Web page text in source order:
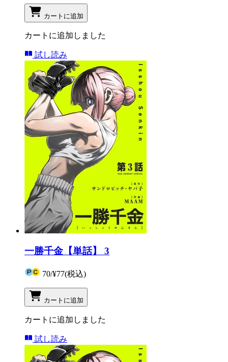
カートに追加
カートに追加しました
試し読み
一勝千金【単話】 3
70/¥77(税込)
カートに追加
カートに追加しました
試し読み